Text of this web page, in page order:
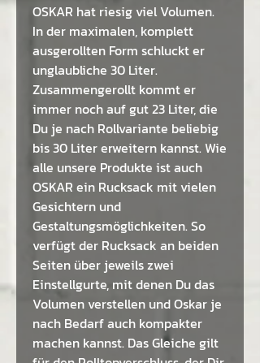
OSKAR hat riesig viel Volumen.
In der maximalen, komplett
ausgerollten Form schluckt er
unglaubliche 30 Liter.
Zusammengerollt kommt er
immer noch auf gut 23 Liter, die
Du je nach Rollvariante beliebig
bis 30 Liter erweitern kannst. Wie
alle unsere Produkte ist auch
OSKAR ein Rucksack mit vielen
Gesichtern und
Gestaltungsmöglichkeiten. So
verfügt der Rucksack an beiden
Seiten über jeweils zwei
Einstellgurte, mit denen Du das
Volumen verstellen und Oskar je
nach Bedarf auch kompakter
machen kannst. Das Gleiche gilt